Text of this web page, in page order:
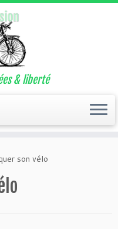
& liberté
son vélo